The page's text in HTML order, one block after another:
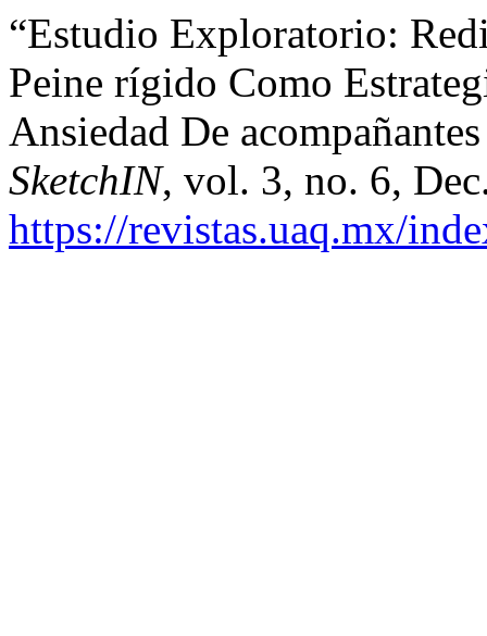
“Estudio Exploratorio:
Peine rígido Como
Ansiedad De
SketchIN, vol. 3, no. 6,
https://revistas.uaq.mx/